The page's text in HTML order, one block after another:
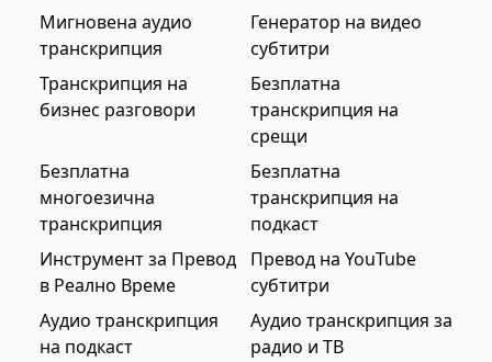
Мигновена аудио
транскрипция
Генератор на видео
субтитри
Транскрипция на
бизнес разговори
Безплатна
транскрипция на
срещи
Безплатна
многоезична
транскрипция
Безплатна
транскрипция на
подкаст
Инструмент за Превод
в Реално Време
Превод на YouTube
субтитри
Аудио транскрипция
на подкаст
Аудио транскрипция за
радио и ТВ